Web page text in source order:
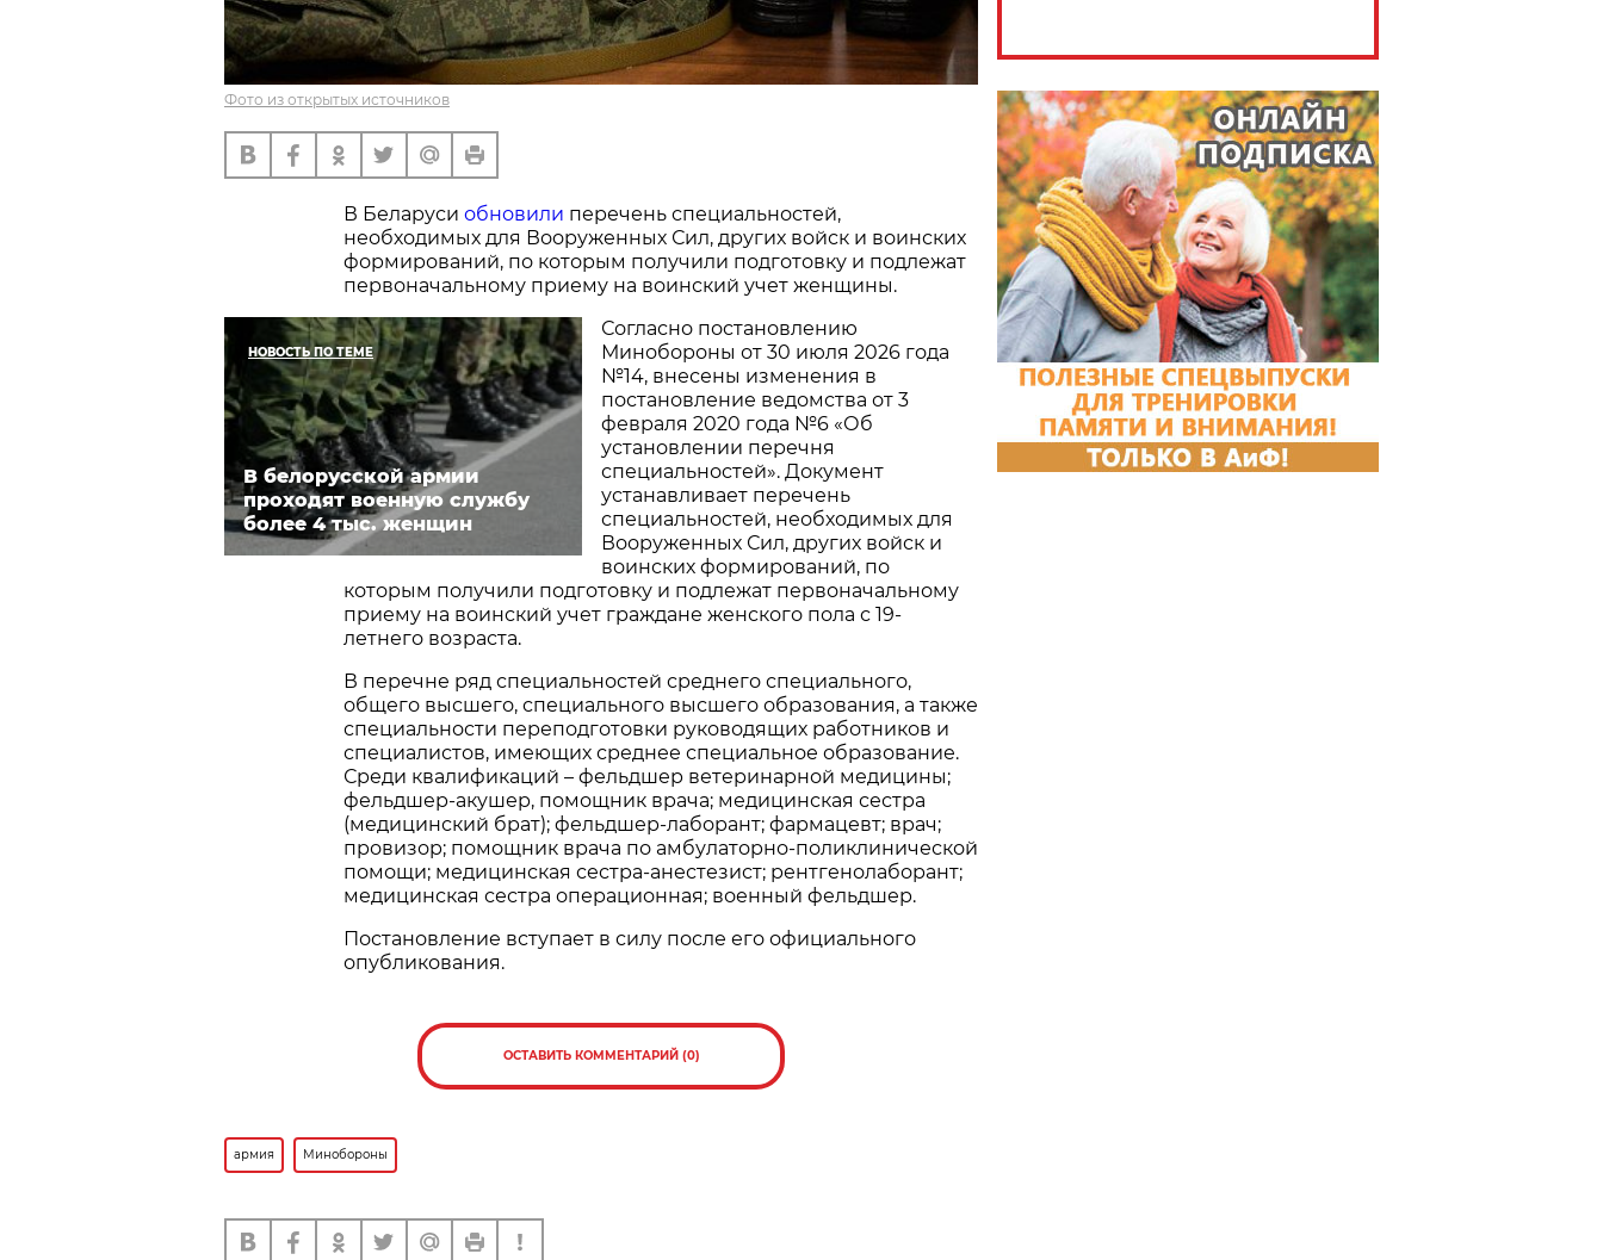
Фото из открытых источников
В Беларуси обновили перечень специальностей,
необходимых для Вооруженных Сил, других войск и воинских
формирований, по которым получили подготовку и подлежат
первоначальному приему на воинский учет женщины.
НОВОСТЬ ПО ТЕМЕ
В белорусской армии
проходят военную службу
более 4 тыс. женщин
Согласно постановлению
Минобороны от 30 июля 2026 года
№14, внесены изменения в
постановление ведомства от 3
февраля 2020 года №6 «Об
установлении перечня
специальностей». Документ
устанавливает перечень
специальностей, необходимых для
Вооруженных Сил, других войск и
воинских формирований, по
которым получили подготовку и подлежат первоначальному
приему на воинский учет граждане женского пола с 19-
летнего возраста.
В перечне ряд специальностей среднего специального,
общего высшего, специального высшего образования, а также
специальности переподготовки руководящих работников и
специалистов, имеющих среднее специальное образование.
Среди квалификаций – фельдшер ветеринарной медицины;
фельдшер-акушер, помощник врача; медицинская сестра
(медицинский брат); фельдшер-лаборант; фармацевт; врач;
провизор; помощник врача по амбулаторно-поликлинической
помощи; медицинская сестра-анестезист; рентгенолаборант;
медицинская сестра операционная; военный фельдшер.
Постановление вступает в силу после его официального
опубликования.
ОСТАВИТЬ КОММЕНТАРИЙ (0)
армия Минобороны